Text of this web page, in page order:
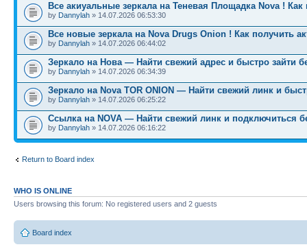
Все акиуальные зеркала на Теневая Площадка Nova ! Как
by Dannylah » 14.07.2026 06:53:30
Все новые зеркала на Nova Drugs Onion ! Как получить
by Dannylah » 14.07.2026 06:44:02
Зеркало на Нова — Найти свежий адрес и быстро зайти
by Dannylah » 14.07.2026 06:34:39
Зеркало на Nova TOR ONION — Найти свежий линк и
by Dannylah » 14.07.2026 06:25:22
Ссылка на NOVA — Найти свежий линк и подключиться
by Dannylah » 14.07.2026 06:16:22
Return to Board index
WHO IS ONLINE
Users browsing this forum: No registered users and 2 guests
Board index